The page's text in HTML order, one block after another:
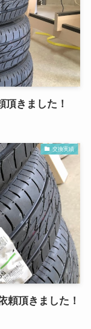
きました！
交換実績
頼頂きました！